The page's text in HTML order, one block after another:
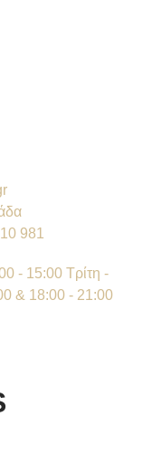
981
- 15:00 Τρίτη -
& 18:00 - 21:00